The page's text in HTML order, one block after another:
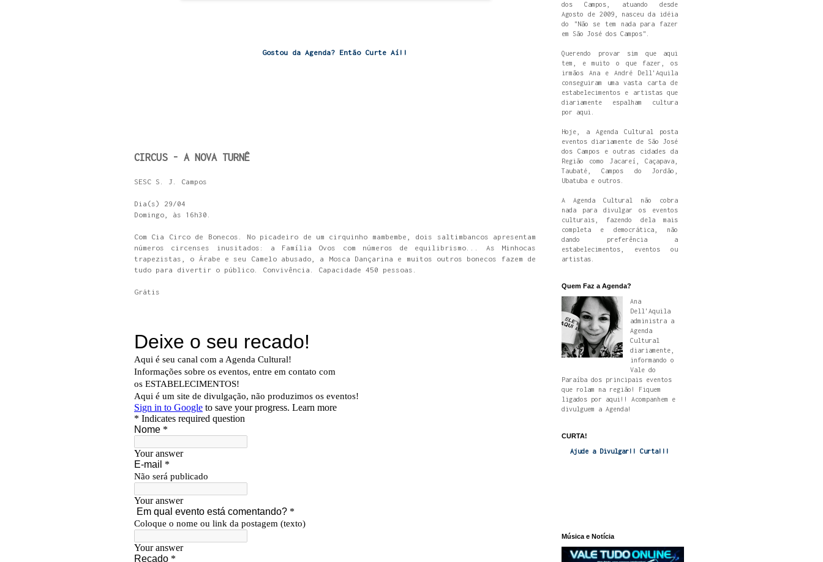
Gostou da Agenda? Então Curte Aí!!
CIRCUS - A NOVA TURNÊ
SESC S. J. Campos
Dia(s) 29/04
Domingo, às 16h30.
Com Cia Circo de Bonecos. No picadeiro de um cirquinho mambembe, dois saltimbancos apresentam
números circenses inusitados: a Família Ovos com números de equilibrismo... As Minhocas
trapezistas, o Árabe e seu Camelo abusado, a Mosca Dançarina e muitos outros bonecos fazem de
tudo para divertir o público. Convivência. Capacidade 450 pessoas.
Grátis
dos Campos, atuando desde
Agosto de 2009, nasceu da idéia
do "Não se tem nada para fazer
em São José dos Campos".
Querendo provar sim que aqui
tem, e muito o que fazer, os
irmãos Ana e André Dell'Aquila
conseguiram uma vasta carta de
estabelecimentos e artistas que
diariamente espalham cultura
por aqui.
Hoje, a Agenda Cultural posta
eventos diariamente de São José
dos Campos e outras cidades da
Região como Jacareí, Caçapava,
Taubaté, Campos do Jordão,
Ubatuba e outros.
A Agenda Cultural não cobra
nada para divulgar os eventos
culturais, fazendo dela mais
completa e democrática, não
dando preferência a
estabelecimentos, eventos ou
artistas.
Quem Faz a Agenda?
Ana
Dell'Aquila
administra a
Agenda
Cultural
diariamente,
informando o
Vale do
Paraíba dos principais eventos
que rolam na região! Fiquem
ligados por aqui!! Acompanhem e
divulguem a Agenda!
CURTA!
Ajude a Divulgar!! Curta!!!
Música e Notícia